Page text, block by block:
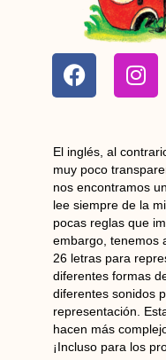
F
a
c
b
o
o
k
I
n
s
a
g
r
a
m
El inglés, al
muy poco
nos encontramos
lee siempre de la
pocas reglas que
embargo, tenemos
26 letras para
diferentes formas
diferentes sonidos
representación.
hacen más
¡Incluso para los